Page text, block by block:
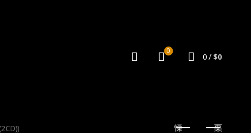
0
0/$0